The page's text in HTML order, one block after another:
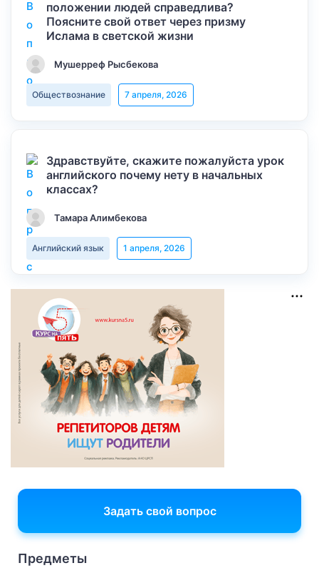
положении людей справедлива?
Поясните свой ответ через призму
Ислама в светской жизни
Мушерреф Рысбекова
Обществознание 7 апреля, 2026
Здравствуйте, скажите пожалуйста урок
английского почему нету в начальных
классах?
Тамара Алимбекова
Английский язык 1 апреля, 2026
Задать свой вопрос
Предметы